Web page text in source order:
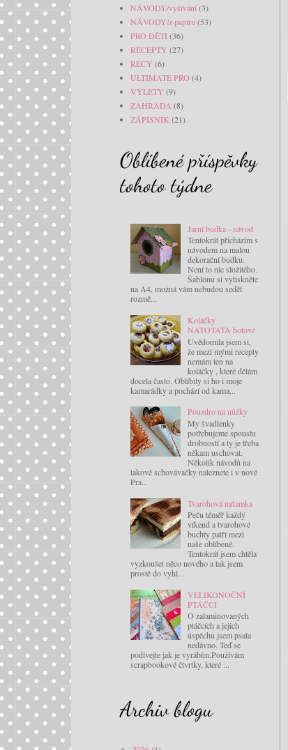
NÁVODY/vyšívání(3)
NÁVODY/z papíru (53)
PRO DĚTI(36)
RECEPTY (27)
RECY (6)
ULTIMATE PRO (4)
VÝLETY (9)
ZAHRADA (8)
ZÁPISNÍK (21)
Oblíbené příspěvky
tohoto týdne
Jarní budka - návod
Tentokrát přicházím s
návodem na malou
dekorační budku.
Není to nic složitého.
Šablonu si vytiskněte
na A4, možná vám nebudou sedět
rozmě...
Koláčky
NATOTATA hotové
Uvědomila jsem si,
že mezi mými recepty
nemám ten na
koláčky , které dělám
docela často. Oblíbily si ho i moje
kamarádky a pochází od kama...
Pouzdro na nůžky
My švadlenky
potřebujeme spoustu
drobností a ty je třeba
někam uschovat.
Několik návodů na
takové schovávačky naleznete i v nové
Pra...
Tvarohová mňamka
Peču téměř každý
víkend a tvarohové
buchty patří mezi
naše oblíbené.
Tentokrát jsem chtěla
vyzkoušet něco nového a tak jsem
prostě do vyhl...
VELIKONOČNÍ
PTÁČCI
O zalaminovaných
ptáčcích a jejich
úspěchu jsem psala
nedávno. Teď se
podívejte jak je vyrábím.Používám
scrapbookové čtvrtky, které ...
Archiv blogu